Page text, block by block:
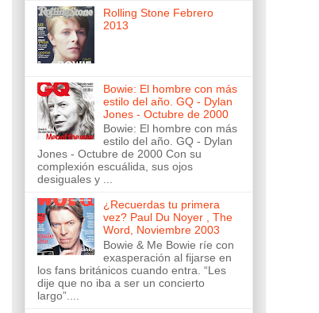
Rolling Stone Febrero
2013
Bowie: El hombre con más
estilo del año. GQ - Dylan
Jones - Octubre de 2000
Bowie: El hombre con más
estilo del año. GQ - Dylan
Jones - Octubre de 2000 Con su
complexión escuálida, sus ojos
desiguales y ...
¿Recuerdas tu primera
vez? Paul Du Noyer , The
Word, Noviembre 2003
Bowie & Me Bowie ríe con
exasperación al fijarse en
los fans británicos cuando entra. “Les
dije que no iba a ser un concierto
largo”....